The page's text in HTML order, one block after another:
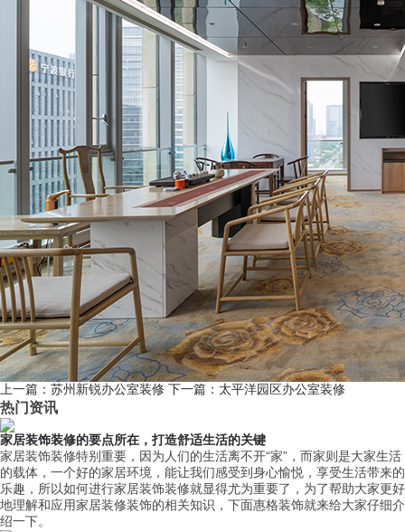
上一篇：苏州新锐办公室装修 下一篇：太平洋园区办公室装修
热门资讯
家居装饰装修的要点所在，打造舒适生活的关键
家居装饰装修特别重要，因为人们的生活离不开“家”，而家则是大家生活
的载体，一个好的家居环境，能让我们感受到身心愉悦，享受生活带来的
乐趣，所以如何进行家居装饰装修就显得尤为重要了，为了帮助大家更好
地理解和应用家居装修装饰的相关知识，下面惠格装饰就来给大家仔细介
绍一下。